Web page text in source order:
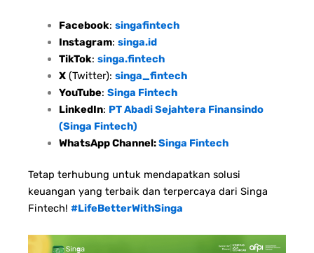
Facebook: singafintech
Instagram: singa.id
TikTok: singa.fintech
X(Twitter): singa_fintech
YouTube: Singa Fintech
LinkedIn: PT Abadi Sejahtera Finansindo
(Singa Fintech)
WhatsApp Channel:Singa Fintech
Tetap terhubung untuk mendapatkan solusi
keuangan yang terbaik dan terpercaya dari Singa
Fintech! #LifeBetterWithSinga